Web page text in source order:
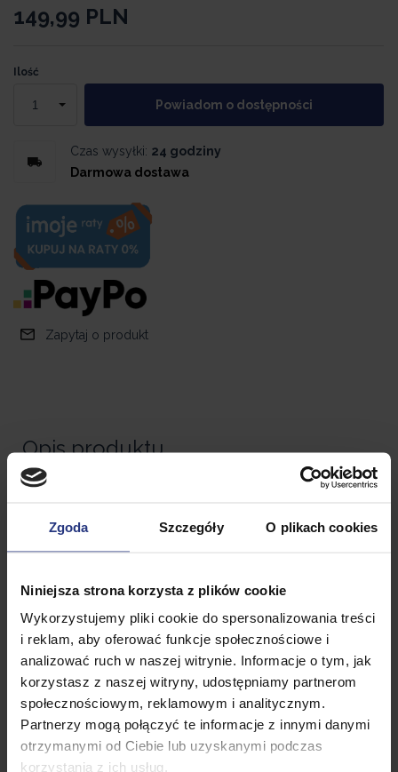
Zgoda Szczegóły O plikach cookies
Niniejsza strona korzysta z plików cookie
Wykorzystujemy pliki cookie do spersonalizowania treści
i reklam, aby oferować funkcje społecznościowe i
analizować ruch w naszej witrynie. Informacje o tym, jak
korzystasz z naszej witryny, udostępniamy partnerom
społecznościowym, reklamowym i analitycznym.
Partnerzy mogą połączyć te informacje z innymi danymi
otrzymanymi od Ciebie lub uzyskanymi podczas
korzystania z ich usług.
149,99 PLN
Ilość
Powiadom o dostępności
Czas wysyłki: 24 godziny
Darmowa dostawa
Zapytaj o produkt
Opis produktu
cateringowej, to hit sezonu wiosna-
Długa ławeczka cateringowa, to idealne rozwiązanie
na urządzenie wystawnego przyjęcia w plenerze lub
w domu. Zestaw składa się do formy walizki, przez
co jest niezwykle poręczny i mobilny.
Solidna konstrukcja stalowa oraz blokady siedziska
zapewniają stabilizację. Siedzisko zostało wykonany
z polietylenu i jest wodoodporne. Średnica rur